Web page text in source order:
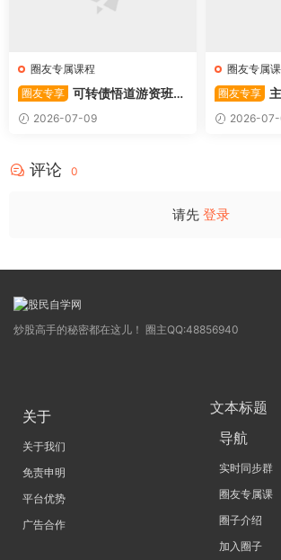
圈友专属课程
圈友专享 可转债悟道游资班出
奇系列悟道系列守正系列课程-
卓妍
2026-07-09
圈友专属
圈友专享
价抢筹盘口
年的体系
2026-
评论 0
请先 登录
炒股高手的秘密都在这儿！ 圈主QQ:48856940
关于
关于我们
免责申明
平台优势
广告合作
文本标题
导航
实时同步群
圈友专属课
圈子介绍
加入圈子